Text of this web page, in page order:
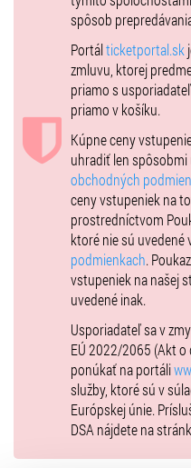
zúčastnili mnohí slávni tenisti.
štartovali Srb Novak Djokovič a
grandslamových víťazov zasa
Rakúšan Dominic Thiem.
Félixa Augera-Aliasimma. Zo
víťaznú trofej nad hlavu
Rosset, člen víťazného
cyperská hviezda, finalista
rok vo finále zvíťazil mladý
Rovnako ako vlani, aj tento
125 000 EUR. Vysoká kvalita
každoročne mnohých
Rovnako tak pre fanúšikov je
príležitosťou vidieť naživo
domácich tenistov,
roka nemajú možnosť sledovať
ocenia ich výborné výkony a
k vytúženému víťazstvu.
Cena vstupeniek: pondelok –
spôsob
Portálticketportal.sk
zmluvu, ktorej
priamo s
priamo v košíku.
Kúpne ceny
uhradiť len spôsobmi
obchodných
ceny vstupeniek na
prostredníctvom
ktoré nie sú uvedené
podmienkach.
vstupeniek na našej
uvedené inak.
Usporiadateľ sa v
EÚ 2022/2065 (Akt o
ponúkať na portáli
služby, ktoré sú v
Európskej únie.
DSA nájdete na